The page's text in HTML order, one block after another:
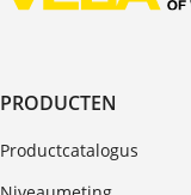
PRODUCTEN
Productcatalogus